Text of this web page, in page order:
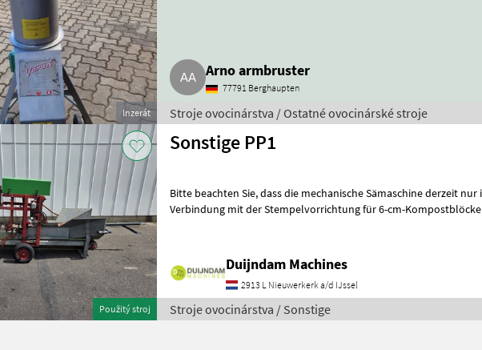
Inzerát
Arno armbruster
77791 Berghaupten
Stroje ovocinárstva / Ostatné ovocinárské stroje
Použitý stroj
Sonstige PP1
Bitte beachten Sie, dass die mechanische Sämaschine derzeit nur in
Verbindung mit der Stempelvorrichtung für 6-cm-Kompostblöcke
Duijndam Machines
2913 L Nieuwerkerk a/d IJssel
Stroje ovocinárstva / Sonstige